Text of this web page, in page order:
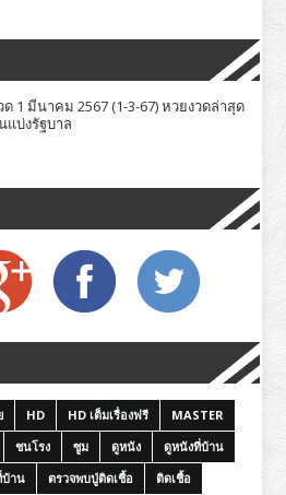
1 มีนาคม 2567 (1-3-67) หวยงวดล่าสุด
แบ่งรัฐบาล
HD HD เต็มเรื่องฟรี
MASTER
ชนโรง ซูม ดูหนัง
ดูหนังที่บ้าน
บ้าน ตรวจพบปู่ติดเชื้อ
ติดเชื้อ